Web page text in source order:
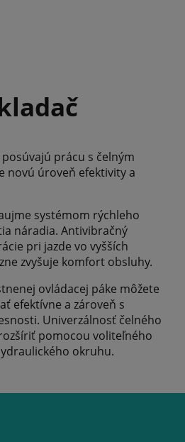
prácu s čelným
novú úroveň efektivity a
systémom rýchleho
náradia. Antivibračný
pri jazde vo vyšších
zvyšuje komfort obsluhy.
ovládacej páke môžete
efektívne a zároveň s
Univerzálnosť čelného
pomocou voliteľného
okruhu.